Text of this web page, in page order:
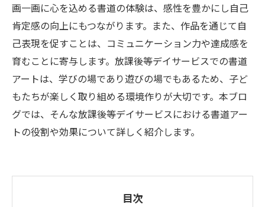
画一画に心を込める書道の体験は、感性を豊かにし自己
肯定感の向上にもつながります。また、作品を通じて自
己表現を促すことは、コミュニケーション力や達成感を
育むことに寄与します。放課後等デイサービスでの書道
アートは、学びの場であり遊びの場でもあるため、子ど
もたちが楽しく取り組める環境作りが大切です。本ブロ
グでは、そんな放課後等デイサービスにおける書道アー
トの役割や効果について詳しく紹介します。
目次